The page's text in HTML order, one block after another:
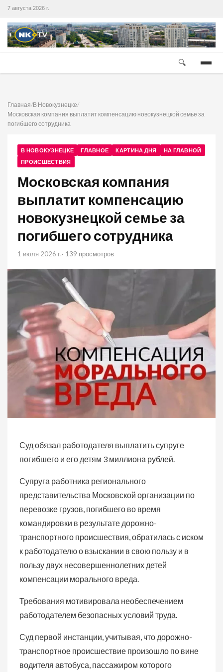
7 августа 2026 г.
🔍
Главная/В Новокузнецке/
Московская компания выплатит компенсацию новокузнецкой семье за
погибшего сотрудника
В НОВОКУЗНЕЦКЕ ГЛАВНОЕ КАРТИНА ДНЯ
НА ГЛАВНОЙ
ПРОИСШЕСТВИЯ
Московская компания
выплатит компенсацию
новокузнецкой семье за
погибшего сотрудника
1 июля 2026 г.· 139 просмотров
Суд обязал работодателя выплатить супруге
погибшего и его детям 3 миллиона рублей.
Супруга работника регионального
представительства Московской организации по
перевозке грузов, погибшего во время
командировки в результате дорожно-
транспортного происшествия, обратилась с иском
к работодателю о взыскании в свою пользу и в
пользу двух несовершеннолетних детей
компенсации морального вреда.
Требования мотивировала необеспечением
работодателем безопасных условий труда.
Суд первой инстанции, учитывая, что дорожно-
транспортное происшествие произошло по вине
водителя автобуса, пассажиром которого